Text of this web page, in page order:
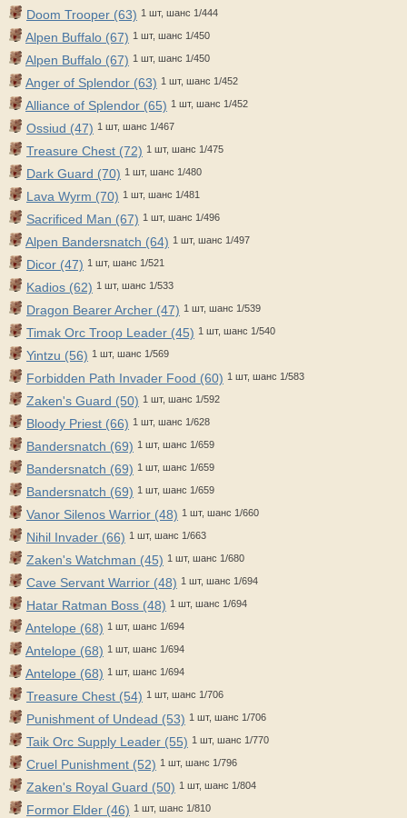
Doom Trooper (63) 1 шт, шанс 1/444
Alpen Buffalo (67) 1 шт, шанс 1/450
Alpen Buffalo (67) 1 шт, шанс 1/450
Anger of Splendor (63) 1 шт, шанс 1/452
Alliance of Splendor (65) 1 шт, шанс 1/452
Ossiud (47) 1 шт, шанс 1/467
Treasure Chest (72) 1 шт, шанс 1/475
Dark Guard (70) 1 шт, шанс 1/480
Lava Wyrm (70) 1 шт, шанс 1/481
Sacrificed Man (67) 1 шт, шанс 1/496
Alpen Bandersnatch (64) 1 шт, шанс 1/497
Dicor (47) 1 шт, шанс 1/521
Kadios (62) 1 шт, шанс 1/533
Dragon Bearer Archer (47) 1 шт, шанс 1/539
Timak Orc Troop Leader (45) 1 шт, шанс 1/540
Yintzu (56) 1 шт, шанс 1/569
Forbidden Path Invader Food (60) 1 шт, шанс 1/583
Zaken's Guard (50) 1 шт, шанс 1/592
Bloody Priest (66) 1 шт, шанс 1/628
Bandersnatch (69) 1 шт, шанс 1/659
Bandersnatch (69) 1 шт, шанс 1/659
Bandersnatch (69) 1 шт, шанс 1/659
Vanor Silenos Warrior (48) 1 шт, шанс 1/660
Nihil Invader (66) 1 шт, шанс 1/663
Zaken's Watchman (45) 1 шт, шанс 1/680
Cave Servant Warrior (48) 1 шт, шанс 1/694
Hatar Ratman Boss (48) 1 шт, шанс 1/694
Antelope (68) 1 шт, шанс 1/694
Antelope (68) 1 шт, шанс 1/694
Antelope (68) 1 шт, шанс 1/694
Treasure Chest (54) 1 шт, шанс 1/706
Punishment of Undead (53) 1 шт, шанс 1/706
Taik Orc Supply Leader (55) 1 шт, шанс 1/770
Cruel Punishment (52) 1 шт, шанс 1/796
Zaken's Royal Guard (50) 1 шт, шанс 1/804
Formor Elder (46) 1 шт, шанс 1/810